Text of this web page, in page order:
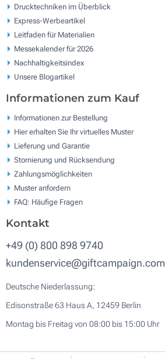
Drucktechniken im Überblick
Express-Werbeartikel
Leitfaden für Materialien
Messekalender für 2026
Nachhaltigkeitsindex
Unsere Blogartikel
Informationen zum Kauf
Informationen zur Bestellung
Hier erhalten Sie Ihr virtuelles Muster
Lieferung und Garantie
Stornierung und Rücksendung
Zahlungsmöglichkeiten
Muster anfordern
FAQ: Häufige Fragen
Kontakt
+49 (0) 800 898 9740
kundenservice@giftcampaign.com
Deutsche Niederlassung:
Edisonstraße 63 Haus A, 12459 Berlin
Montag bis Freitag von 08:00 bis 15:00 Uhr